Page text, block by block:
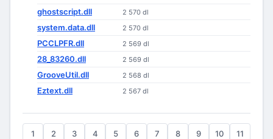
ghostscript.dll 2 570 dl
system.data.dll 2 570 dl
PCCLPFR.dll 2 569 dl
28_83260.dll 2 569 dl
GrooveUtil.dll 2 568 dl
Eztext.dll 2 567 dl
1 2 3 4 5 6 7 8 9 10 11